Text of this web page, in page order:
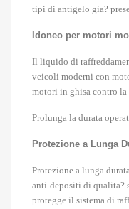
tipi di antigelo gia?
Idoneo per motori
Il liquido di
veicoli moderni con
motori in ghisa contro
Prolunga la durata
Protezione a Lunga
Protezione a lunga
anti-depositi di qualita?
protegge il sistema di